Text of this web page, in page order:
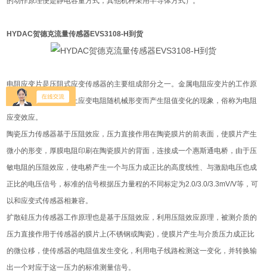
HYDAC贺德克流量传感器EVS3108-H到货
电阻应变片是压阻式应变传感器的主要组成部分之一。金属电阻应变片的工作原
理是吸附在基体材料上应变电阻随机械形变而产生阻值变化的现象，俗称为电阻
应变效应。
陶瓷压力传感器基于压阻效应，压力直接作用在陶瓷膜片的前表面，使膜片产生
微小的形变，厚膜电阻印刷在陶瓷膜片的背面，连接成一个惠斯通电桥，由于压
敏电阻的压阻效应，使电桥产生一个与压力成正比的高度线性、与激励电压也成
正比的电压信号，标准的信号根据压力量程的不同标定为2.0/3.0/3.3mV/V等，可
以和应变式传感器相兼容。
扩散硅压力传感器工作原理也是基于压阻效应，利用压阻效应原理，被测介质的
压力直接作用于传感器的膜片上(不锈钢或陶瓷)，使膜片产生与介质压力成正比
的微位移，使传感器的电阻值发生变化，利用电子线路检测这一变化，并转换输
出一个对应于这一压力的标准测量信号。